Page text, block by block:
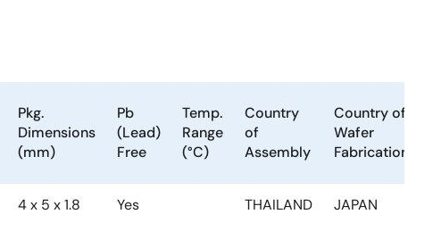
Pkg.
Dimensions
(mm)
Pb
(Lead)
Free
Temp.
Range
(°C)
Country
of
Assembly
Country of
Wafer
Fabrication
4 x 5 x 1.8 Yes THAILAND JAPAN